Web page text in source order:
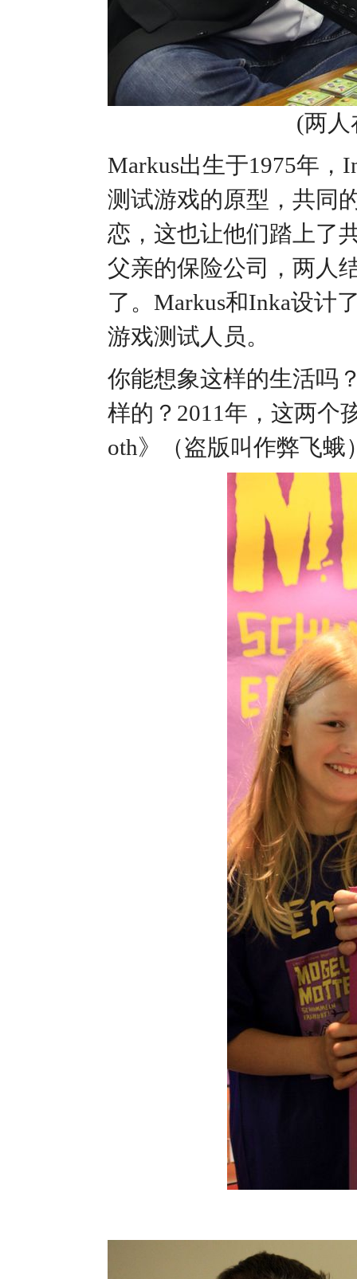
(两人
Markus出生于1975年，
测试游戏的原型，共同
恋，这也让他们踏上了
父亲的保险公司，两人
了。Markus和Inka设计
游戏测试人员。
你能想象这样的生活吗
样的？2011年，这两个
oth》（盗版叫作弊飞